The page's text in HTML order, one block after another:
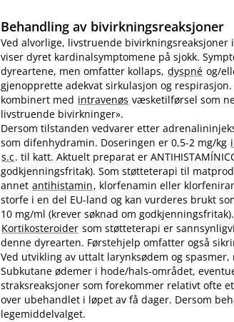
Behandling av bivirkningsreaksjoner
Ved alvorlige, livstruende
viser dyret kardinalsymptomene på sjokk.
dyreartene, men omfatter kollaps, dyspné og​/​
gjenopprette adekvat sirkulasjon og
kombinert med intravenøs væsketilførsel som
livstruende bivirkninger».
Dersom tilstanden vedvarer etter
som difenhydramin. Doseringen er 0,5-2 mg/kg
s.c. til katt. Aktuelt preparat er
godkjenningsfritak). Som støtteterapi til
annet antihistamin, klorfenamin eller
storfe i en del EU-land og kan vurderes brukt
10 mg/ml (krever søknad om godkjenningsfritak).
Kortikosteroider som støtteterapi er
denne dyrearten. Førstehjelp omfatter også
Ved utvikling av uttalt larynksødem og
Subkutane ødemer i hode​/​hals-området,
straksreaksjoner som forekommer relativt ofte
over ubehandlet i løpet av få dager. Dersom
legemiddelvalget.